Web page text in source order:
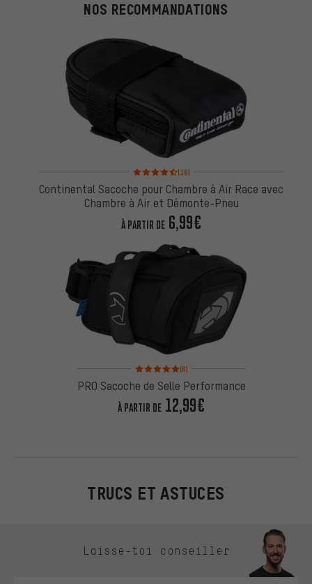
NOS RECOMMANDATIONS
Note moyenne : 4,5 sur 5 d'après 16 avis
(16)
Continental Sacoche pour Chambre à Air Race avec
Chambre à Air et Démonte-Pneu
À PARTIR DE6,99€
Note moyenne : 5 sur 5 d'après 6 avis
(6)
PRO Sacoche de Selle Performance
À PARTIR DE12,99€
TRUCS ET ASTUCES
Laisse-toi conseiller